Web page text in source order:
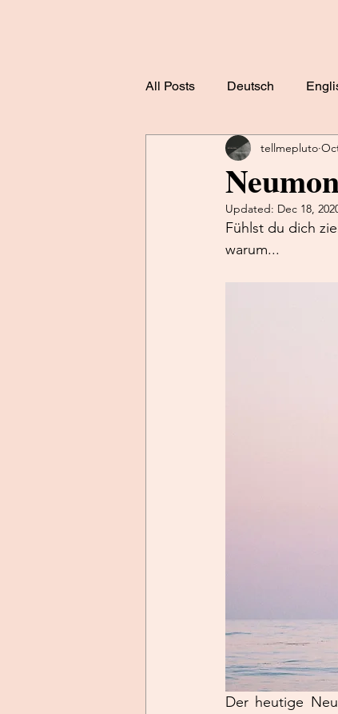
All Posts Deutsch
tellmepluto
Updated: Dec 18,
Fühlst du dich
warum...
Der heutige